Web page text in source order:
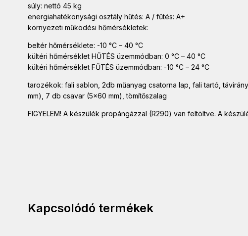
súly: nettó 45 kg
energiahatékonysági osztály hűtés: A / fűtés: A+
környezeti működési hőmérsékletek:
beltér hőmérséklete: -10 °C – 40 °C
kültéri hőmérséklet HŰTÉS üzemmódban: 0 °C – 40 °C
kültéri hőmérséklet FŰTÉS üzemmódban: -10 °C – 24 °C
tarozékok: fali sablon, 2db műanyag csatorna lap, fali tartó,
mm), 7 db csavar (5×60 mm), tömítőszalag
FIGYELEM! A készülék propángázzal (R290) van feltöltve. A
Kapcsolódó termékek